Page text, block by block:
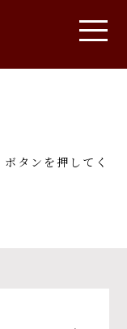
タンを押してく